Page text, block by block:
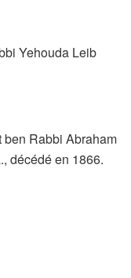
Yehouda Leib
Rabbi Abraham
décédé en 1866.